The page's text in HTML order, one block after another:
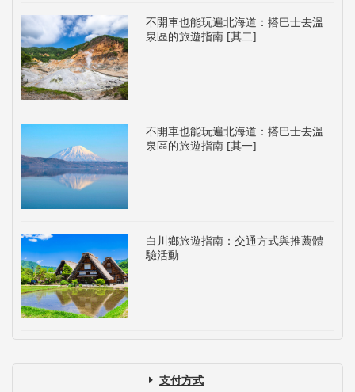
不開車也能玩遍北海道：搭巴士去溫
泉區的旅遊指南 [其二]
不開車也能玩遍北海道：搭巴士去溫
泉區的旅遊指南 [其一]
白川鄉旅遊指南：交通方式與推薦體
驗活動
支付方式